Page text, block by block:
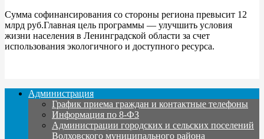
Сумма софинансирования со стороны региона превысит 12
млрд руб.Главная цель программы — улучшить условия
жизни населения в Ленинградской области за счет
использования экологичного и доступного ресурса.
Администрация
График приема граждан и контактные телефоны
Информация по 8-ФЗ
Администрации городских и сельских поселений
Волховского муниципального района